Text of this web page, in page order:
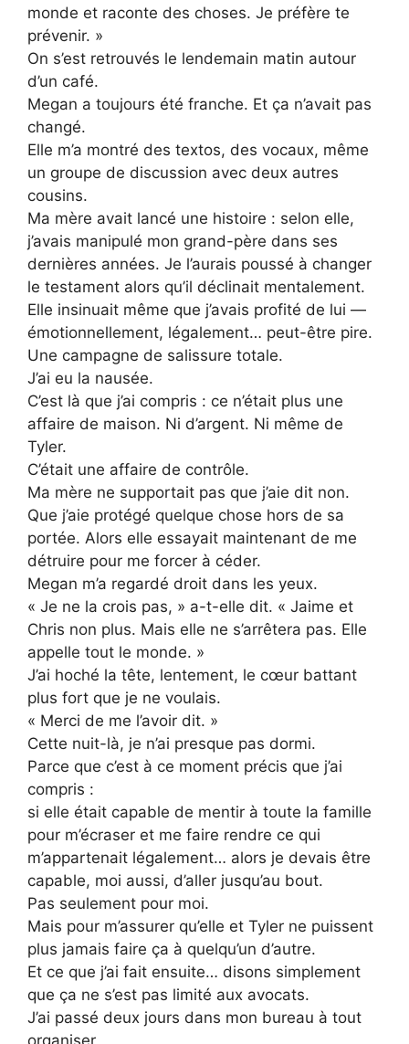
monde et raconte des choses. Je préfère te
prévenir. »
On s’est retrouvés le lendemain matin autour
d’un café.
Megan a toujours été franche. Et ça n’avait pas
changé.
Elle m’a montré des textos, des vocaux, même
un groupe de discussion avec deux autres
cousins.
Ma mère avait lancé une histoire : selon elle,
j’avais manipulé mon grand-père dans ses
dernières années. Je l’aurais poussé à changer
le testament alors qu’il déclinait mentalement.
Elle insinuait même que j’avais profité de lui —
émotionnellement, légalement… peut-être pire.
Une campagne de salissure totale.
J’ai eu la nausée.
C’est là que j’ai compris : ce n’était plus une
affaire de maison. Ni d’argent. Ni même de
Tyler.
C’était une affaire de contrôle.
Ma mère ne supportait pas que j’aie dit non.
Que j’aie protégé quelque chose hors de sa
portée. Alors elle essayait maintenant de me
détruire pour me forcer à céder.
Megan m’a regardé droit dans les yeux.
« Je ne la crois pas, » a-t-elle dit. « Jaime et
Chris non plus. Mais elle ne s’arrêtera pas. Elle
appelle tout le monde. »
J’ai hoché la tête, lentement, le cœur battant
plus fort que je ne voulais.
« Merci de me l’avoir dit. »
Cette nuit-là, je n’ai presque pas dormi.
Parce que c’est à ce moment précis que j’ai
compris :
si elle était capable de mentir à toute la famille
pour m’écraser et me faire rendre ce qui
m’appartenait légalement… alors je devais être
capable, moi aussi, d’aller jusqu’au bout.
Pas seulement pour moi.
Mais pour m’assurer qu’elle et Tyler ne puissent
plus jamais faire ça à quelqu’un d’autre.
Et ce que j’ai fait ensuite… disons simplement
que ça ne s’est pas limité aux avocats.
J’ai passé deux jours dans mon bureau à tout
organiser.